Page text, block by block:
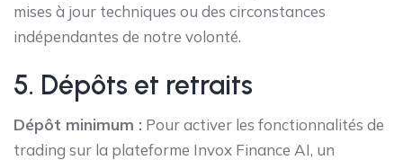
mises à jour techniques ou des circonstances
indépendantes de notre volonté.
5. Dépôts et retraits
Dépôt minimum : Pour activer les fonctionnalités de
trading sur la plateforme Invox Finance AI, un